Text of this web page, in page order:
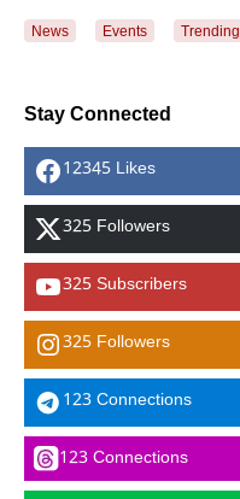
News Events Trending
Stay Connected
12345 Likes
325 Followers
325 Subscribers
325 Followers
123 Connections
123 Connections